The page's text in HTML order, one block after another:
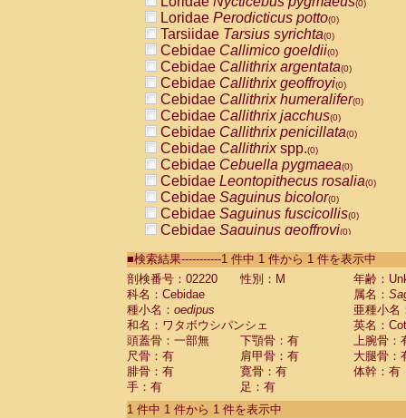
(0)
Loridae Perodicticus potto(0)
Tarsiidae Tarsius syrichta(0)
Cebidae Callimico goeldii(0)
Cebidae Callithrix argentata(0)
Cebidae Callithrix geoffroyi(0)
Cebidae Callithrix humeralifer(0)
Cebidae Callithrix jacchus(0)
Cebidae Callithrix penicillata(0)
Cebidae Callithrixspp.(0)
Cebidae Cebuella pygmaea(0)
Cebidae Leontopithecus rosalia(0)
Cebidae Saguinus bicolor(0)
Cebidae Saguinus fuscicollis(0)
Cebidae Saguinus geoffroyi(0)
CebidaeSaguinus labiatus(0)
Cebidae Saguinus leucopus (0)
Cebidae
Cebidae
CebidaeSaguinus nigricollis (1)
Cebidae Saguinus oedipus
Cebidae Saguinus weddelli
Cebidae Saguinusspp.
Cebidae Aotus trivirgatus
Cebidae Cebus albifrons
■検索結果-----------1 件中 1 件から 1 件を表示中
剖検番号：02220
性別：M
年齢：
科名：Cebidae
属名：
種小名： oedipus
亜種小名
和名：ワタボウシパンシェ
英名：
頭蓋骨：一部無
下顎骨：有
上腕骨：
尺骨：有
肩甲骨：有
大腿骨：
腓骨：有
寛骨：有
体幹：有
手：有
足：有
1 件中 1 件から 1 件を表示中